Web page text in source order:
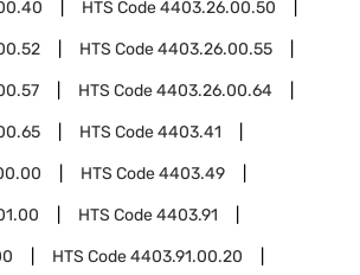
HTS Code4403.26.00.50
HTS Code4403.26.00.55
HTS Code4403.26.00.64
HTS Code4403.41
HTS Code4403.49
HTS Code4403.91
HTS Code4403.91.00.20